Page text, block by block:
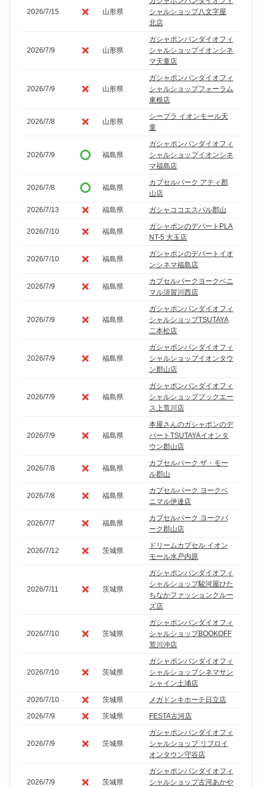
2026/7/15 山形県
シャルショップ八文字屋
北店
2026/7/9 山形県
ガシャポンバンダイオフィ
シャルショップイオンシネ
マ天童店
2026/7/9 山形県
ガシャポンバンダイオフィ
シャルショップフォーラム
東根店
2026/7/8 山形県
シープラ イオンモール天
童
2026/7/9 福島県
ガシャポンバンダイオフィ
シャルショップイオンシネ
マ福島店
2026/7/8 福島県
カプセルパーク アティ郡
山店
2026/7/13
福島県 ガシャココエスパル郡山
2026/7/10 福島県
ガシャポンのデパートPLA
NT-5 大玉店
2026/7/10 福島県
ガシャポンのデパートイオ
ンシネマ福島店
2026/7/9 福島県
カプセルパークヨークベニ
マル須賀川西店
2026/7/9 福島県
ガシャポンバンダイオフィ
シャルショップTSUTAYA
二本松店
2026/7/9 福島県
ガシャポンバンダイオフィ
シャルショップイオンタウ
ン郡山店
2026/7/9 福島県
ガシャポンバンダイオフィ
シャルショップブックエー
ス上荒川店
2026/7/9 福島県
本屋さんのガシャポンのデ
パートTSUTAYAイオンタ
ウン郡山店
2026/7/8 福島県
カプセルパーク ザ・モー
ル郡山
2026/7/8 福島県
カプセルパーク ヨークベ
ニマル伊達店
2026/7/7 福島県
カプセルパーク ヨークパ
ーク郡山店
2026/7/12 茨城県
ドリームカプセル イオン
モール水戸内原
2026/7/11 茨城県
ガシャポンバンダイオフィ
シャルショップ駿河屋ひた
ちなかファッションクルー
ズ店
2026/7/10 茨城県
ガシャポンバンダイオフィ
シャルショップBOOKOFF
荒川沖店
2026/7/10 茨城県
ガシャポンバンダイオフィ
シャルショップシネマサン
シャイン土浦店
2026/7/10
茨城県
メガドンキホーテ日立店
2026/7/9
茨城県 FESTA古河店
2026/7/9 茨城県
ガシャポンバンダイオフィ
シャルショップ リブロイ
オンタウン守谷店
2026/7/9 茨城県
ガシャポンバンダイオフィ
シャルショップ古河あかや